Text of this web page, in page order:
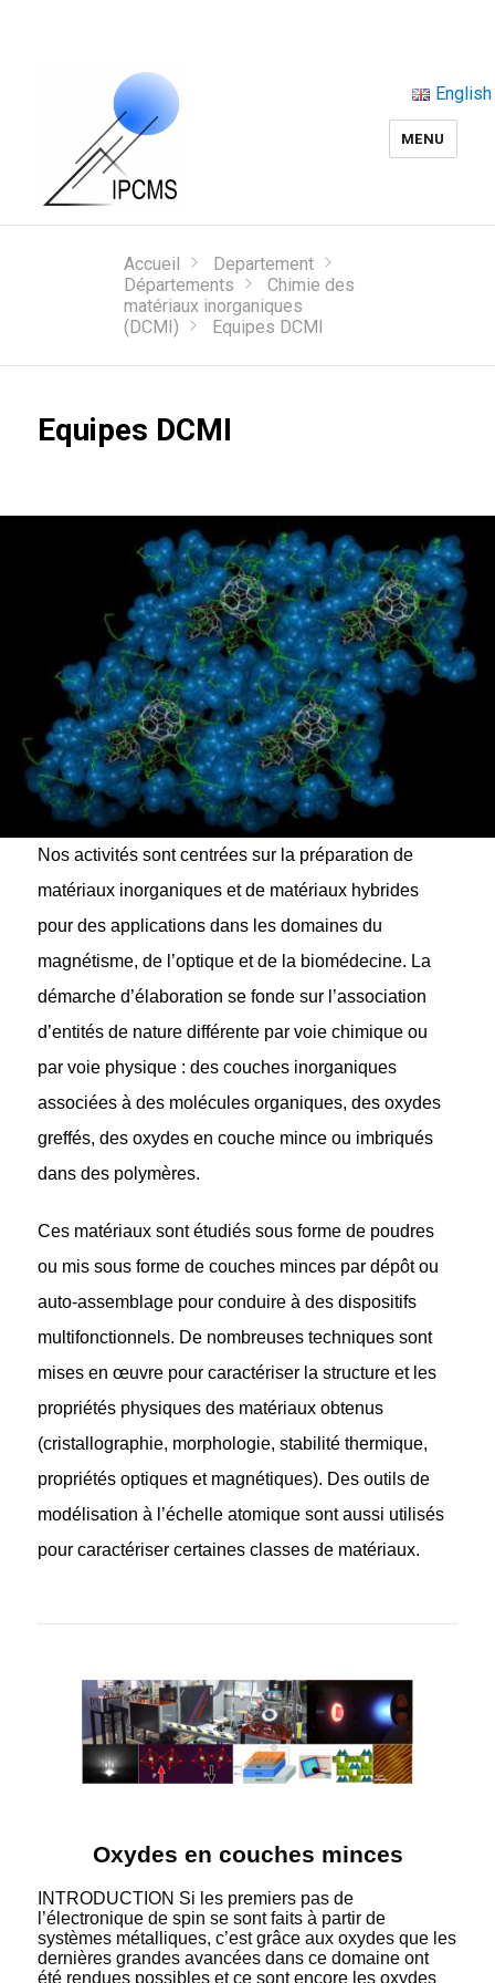
MENU
English
Accueil
Departement
Départements
Chimie des
matériaux inorganiques
(DCMI)
Equipes DCMI
Equipes DCMI
Nos activités sont centrées sur la préparation de
matériaux inorganiques et de matériaux hybrides
pour des applications dans les domaines du
magnétisme, de l’optique et de la biomédecine. La
démarche d’élaboration se fonde sur l’association
d’entités de nature différente par voie chimique ou
par voie physique : des couches inorganiques
associées à des molécules organiques, des oxydes
greffés, des oxydes en couche mince ou imbriqués
dans des polymères.
Ces matériaux sont étudiés sous forme de poudres
ou mis sous forme de couches minces par dépôt ou
auto-assemblage pour conduire à des dispositifs
multifonctionnels. De nombreuses techniques sont
mises en œuvre pour caractériser la structure et les
propriétés physiques des matériaux obtenus
(cristallographie, morphologie, stabilité thermique,
propriétés optiques et magnétiques). Des outils de
modélisation à l’échelle atomique sont aussi utilisés
pour caractériser certaines classes de matériaux.
Oxydes en couches minces
INTRODUCTION Si les premiers pas de
l’électronique de spin se sont faits à partir de
systèmes métalliques, c’est grâce aux oxydes que les
dernières grandes avancées dans ce domaine ont
été rendues possibles et ce sont encore les oxydes